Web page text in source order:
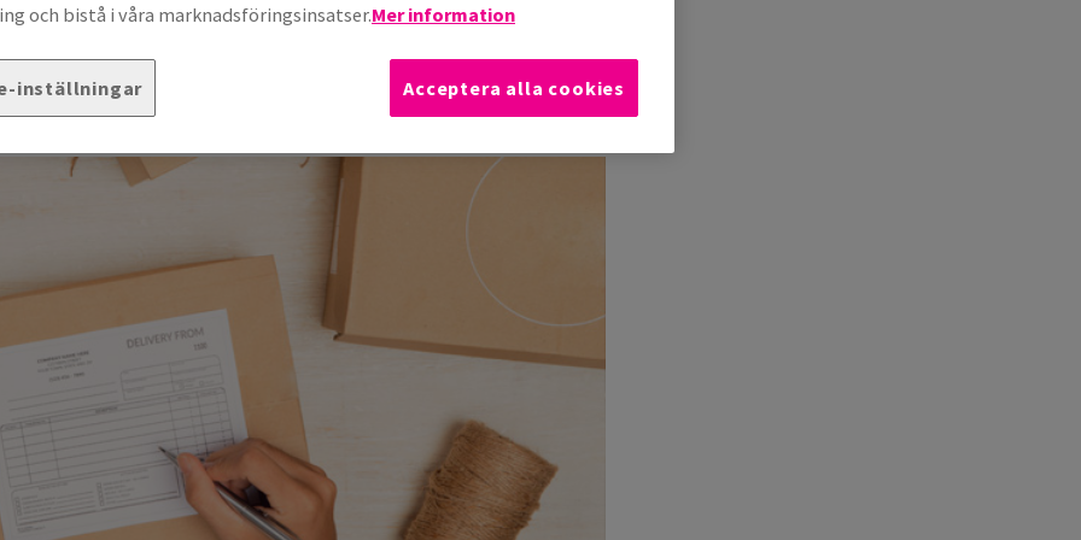
försändelser
och bistå i våra marknadsföringsinsatser.Mer information
inställningar Acceptera alla cookies